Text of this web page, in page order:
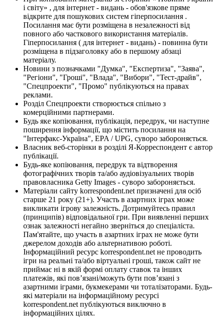
і світу» , для інтернет - видань - обов'язкове пряме
відкрите для пошукових систем гіперпосилання .
Посилання має бути розміщена в незалежності від
повного або часткового використання матеріалів.
Гіперпосилання ( для інтернет - видань) - повинна бути
розміщена в підзаголовку або в першому абзаці
матеріалу.
Новини з позначками "Думка", "Експертиза", "Заява",
"Регіони", "Гроші", "Влада", "Вибори", "Тест-драйв",
"Спецпроекти", "Промо" публікуються на правах
реклами.
Розділ Спецпроекти створюється спільно з
комерційними партнерами.
Будь яке копіювання, публікація, передрук, чи наступне
поширення інформації, що містить посилання на
"Інтерфакс-Україна", EPA / UPG, суворо забороняється.
Власник веб-сторінки в розділі Я-Корреспондент є автор
публікації.
Будь-яке копіювання, передрук та відтворення
фотографічних творів та/або аудіовізуальних творів
правовласника Getty Images - суворо забороняється.
Матеріали сайту korrespondent.net призначені для осіб
старше 21 року (21+). Участь в азартних іграх може
викликати ігрову залежність. Дотримуйтесь правил
(принципів) відповідальної гри. При виявленні перших
ознак залежності негайно зверніться до спеціаліста.
Пам'ятайте, що участь в азартних іграх не може бути
джерелом доходів або альтернативою роботі.
Інформаційний ресурс korrespondent.net не проводить
ігри на реальні та/або віртуальні гроші, також сайт не
приймає ні в якій формі оплату ставок та інших
платежів, які пов’язані/можуть бути пов’язані з
азартними іграми, букмекерами чи тоталізаторами. Будь-
які матеріали на інформаційному ресурсі
korrespondent.net публікуються виключно в
інформаційних цілях.